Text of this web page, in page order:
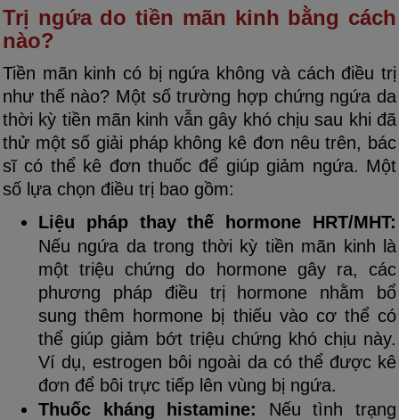
Trị ngứa do tiền mãn kinh bằng cách
nào?
Tiền mãn kinh có bị ngứa không và cách điều trị
như thế nào? Một số trường hợp chứng ngứa da
thời kỳ tiền mãn kinh vẫn gây khó chịu sau khi đã
thử một số giải pháp không kê đơn nêu trên, bác
sĩ có thể kê đơn thuốc để giúp giảm ngứa. Một
số lựa chọn điều trị bao gồm:
Liệu pháp thay thế hormone HRT/MHT:
Nếu ngứa da trong thời kỳ tiền mãn kinh là
một triệu chứng do hormone gây ra, các
phương pháp điều trị hormone nhằm bổ
sung thêm hormone bị thiếu vào cơ thể có
thể giúp giảm bớt triệu chứng khó chịu này.
Ví dụ, estrogen bôi ngoài da có thể được kê
đơn để bôi trực tiếp lên vùng bị ngứa.
Thuốc kháng histamine:
Nếu tình trạng